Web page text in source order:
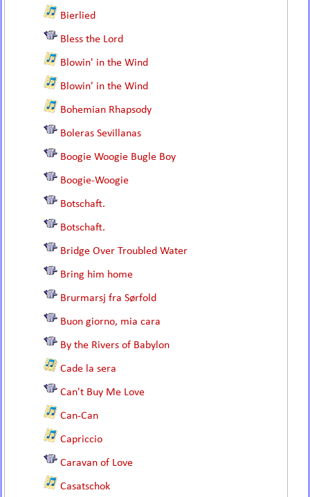
Bierlied
Bless the Lord
Blowin' in the Wind
Blowin' in the Wind
Bohemian Rhapsody
Boleras Sevillanas
Boogie Woogie Bugle Boy
Boogie-Woogie
Botschaft.
Botschaft.
Bridge Over Troubled Water
Bring him home
Brurmarsj fra Sørfold
Buon giorno, mia cara
By the Rivers of Babylon
Cade la sera
Can't Buy Me Love
Can-Can
Capriccio
Caravan of Love
Casatschok